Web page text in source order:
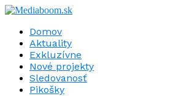
Domov
Aktuality
Exkluzívne
Nové projekty
Sledovanosť
Pikošky